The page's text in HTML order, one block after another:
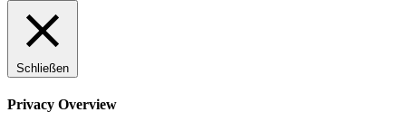
Schließen
Privacy Overview